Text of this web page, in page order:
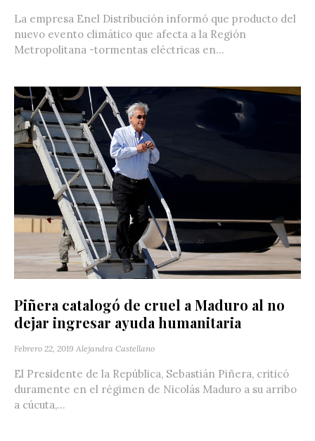
La empresa Enel Distribución informó que producto del
nuevo evento climático que afecta a la Región
Metropolitana -tormentas eléctricas en...
Piñera catalogó de cruel a Maduro al no
dejar ingresar ayuda humanitaria
Febrero 22, 2019 Alejandra Castellano
El Presidente de la República, Sebastián Piñera, criticó
duramente en el régimen de Nicolás Maduro a su arribo
a cúcuta,...